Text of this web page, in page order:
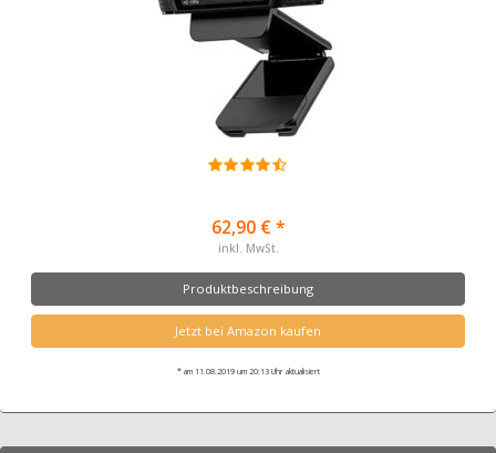
62,90 € *
inkl. MwSt.
Produktbeschreibung
Jetzt bei Amazon kaufen
* am 11.08.2019 um 20:13 Uhr aktualisiert